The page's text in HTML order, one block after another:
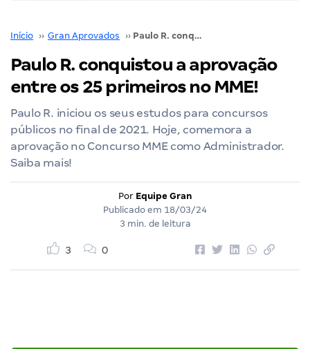
Início ›› Gran Aprovados ›› Paulo R. conquistou a aprovação entre os 25 primeiros no MME!
Paulo R. conquistou a aprovação
entre os 25 primeiros no MME!
Paulo R. iniciou os seus estudos para concursos
públicos no final de 2021. Hoje, comemora a
aprovação no Concurso MME como Administrador.
Saiba mais!
Por Equipe Gran
Publicado em 18/03/24
3 min. de leitura
3 0